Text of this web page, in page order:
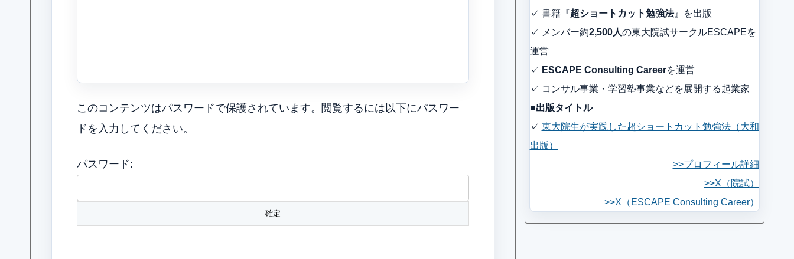
このコンテンツはパスワードで保護されています。閲覧するには以下にパスワー
ドを入力してください。
パスワード:
✓ 書籍『超ショートカット勉強法』を出版
✓ メンバー約2,500人の東大院試サークルESCAPEを
運営
✓ ESCAPE Consulting Careerを運営
✓ コンサル事業・学習塾事業などを展開する起業家
■出版タイトル
✓ 東大院生が実践した超ショートカット勉強法（大和
出版）
>>プロフィール詳細
>>X（院試）
>>X（ESCAPE Consulting Career）